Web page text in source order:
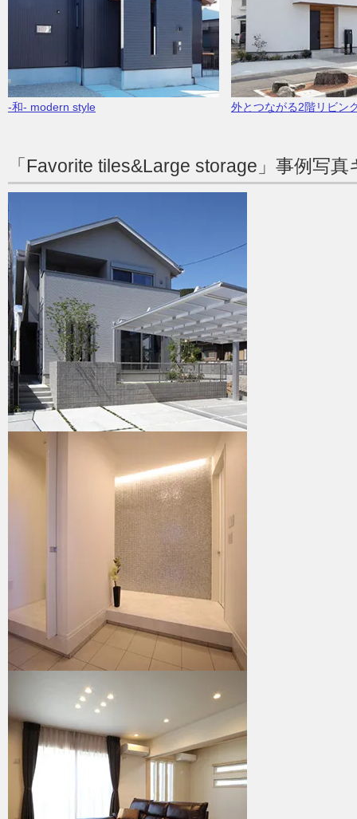
-和- modern style 外とつながる2階リビン
「Favorite tiles&Large storage」事例写